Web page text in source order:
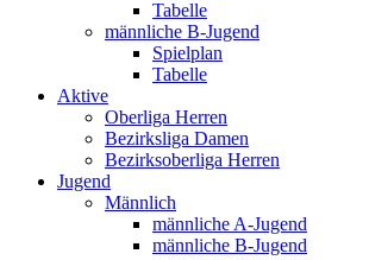
Tabelle
männliche B-Jugend
Spielplan
Tabelle
Aktive
Oberliga Herren
Bezirksliga Damen
Bezirksoberliga Herren
Jugend
Männlich
männliche A-Jugend
männliche B-Jugend